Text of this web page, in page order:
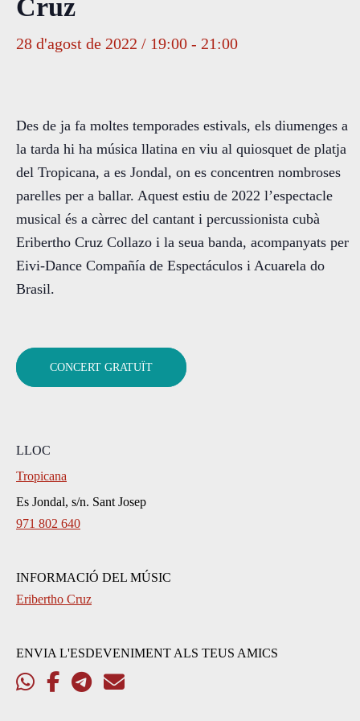
Cruz
28 d'agost de 2022 / 19:00 - 21:00
Des de ja fa moltes temporades estivals, els diumenges a
la tarda hi ha música llatina en viu al quiosquet de platja
del Tropicana, a es Jondal, on es concentren nombroses
parelles per a ballar. Aquest estiu de 2022 l’espectacle
musical és a càrrec del cantant i percussionista cubà
Eribertho Cruz Collazo i la seua banda, acompanyats per
Eivi-Dance Compañía de Espectáculos i Acuarela do
Brasil.
CONCERT GRATUÏT
LLOC
Tropicana
Es Jondal, s/n. Sant Josep
971 802 640
INFORMACIÓ DEL MÚSIC
Eribertho Cruz
ENVIA L'ESDEVENIMENT ALS TEUS AMICS